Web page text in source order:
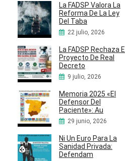
La FADSP Valora La
Reforma De La Ley
Del Taba
22 julio, 2026
La FADSP Rechaza El
Proyecto De Real
Decreto
9 julio, 2026
Memoria 2025 «El
Defensor Del
Paciente»: Au
29 junio, 2026
Ni Un Euro Para La
Sanidad Privada:
Defendam